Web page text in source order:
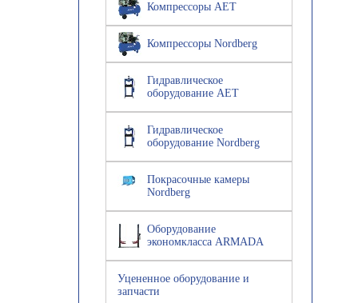
Компрессоры AET
Компрессоры Nordberg
Гидравлическое
оборудование AET
Гидравлическое
оборудование Nordberg
Покрасочные камеры
Nordberg
Оборудование
экономкласса ARMADA
Уцененное оборудование и
запчасти